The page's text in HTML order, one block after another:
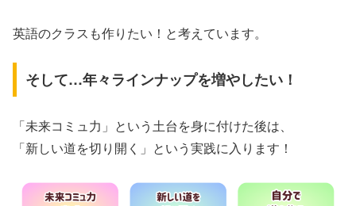
英語のクラスも作りたい！と考えています。
そして…年々ラインナップを増やしたい！
「未来コミュ力」という土台を身に付けた後は、
「新しい道を切り開く」という実践に入ります！